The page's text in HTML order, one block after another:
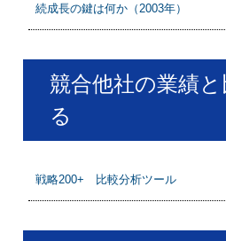
続成長の鍵は何か（2003年）
競合他社の業績
る
戦略200+ 比較分析ツール